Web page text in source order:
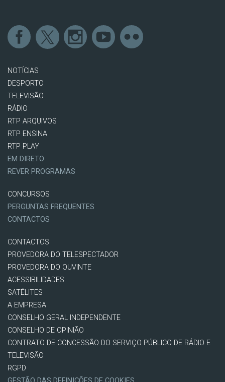
NOTÍCIAS
DESPORTO
TELEVISÃO
RÁDIO
RTP ARQUIVOS
RTP ENSINA
RTP PLAY
EM DIRETO
REVER PROGRAMAS
CONCURSOS
PERGUNTAS FREQUENTES
CONTACTOS
CONTACTOS
PROVEDORA DO TELESPECTADOR
PROVEDORA DO OUVINTE
ACESSIBILIDADES
SATÉLITES
A EMPRESA
CONSELHO GERAL INDEPENDENTE
CONSELHO DE OPINIÃO
CONTRATO DE CONCESSÃO DO SERVIÇO PÚBLICO DE RÁDIO E
TELEVISÃO
RGPD